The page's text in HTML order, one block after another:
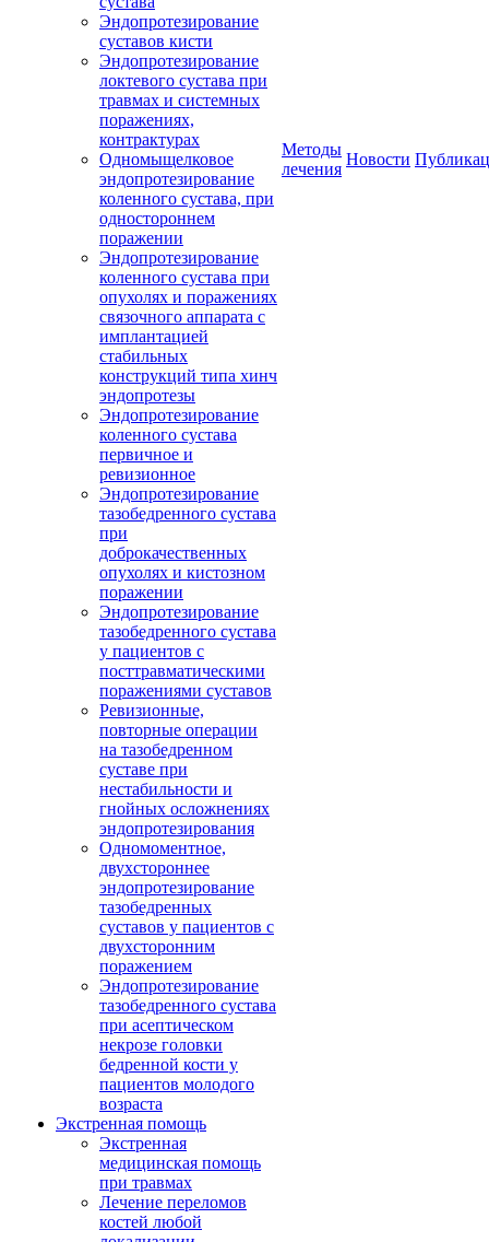
Эндопротезирование
суставов кисти
Эндопротезирование
локтевого сустава при
травмах и системных
поражениях,
контрактурах
Одномыщелковое
эндопротезирование
коленного сустава, при
одностороннем
поражении
Эндопротезирование
коленного сустава при
опухолях и поражениях
связочного аппарата с
имплантацией
стабильных
конструкций типа хинч
эндопротезы
Эндопротезирование
коленного сустава
первичное и
ревизионное
Эндопротезирование
тазобедренного сустава
при
доброкачественных
опухолях и кистозном
поражении
Эндопротезирование
тазобедренного сустава
у пациентов с
посттравматическими
поражениями суставов
Ревизионные,
повторные операции
на тазобедренном
суставе при
нестабильности и
гнойных осложнениях
эндопротезирования
Одномоментное,
двухстороннее
эндопротезирование
тазобедренных
суставов у пациентов с
двухсторонним
поражением
Эндопротезирование
тазобедренного сустава
при асептическом
некрозе головки
бедренной кости у
пациентов молодого
возраста
Экстренная помощь
Экстренная
медицинская помощь
при травмах
Лечение переломов
костей любой
Методы
лечения
Новости